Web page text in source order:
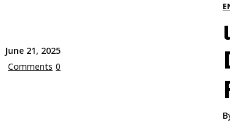
June 21, 2025
Comments 0